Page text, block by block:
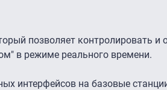
позволяет контролировать и
в режиме реального времени.
интерфейсов на базовые